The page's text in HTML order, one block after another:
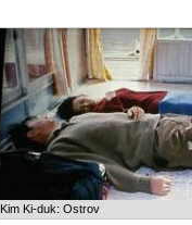
Kim Ki-duk: Ostrov